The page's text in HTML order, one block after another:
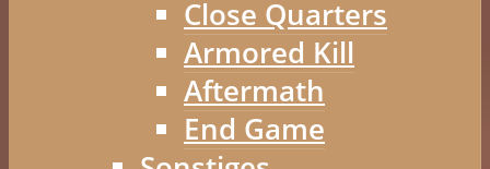
Close Quarters
Armored Kill
Aftermath
End Game